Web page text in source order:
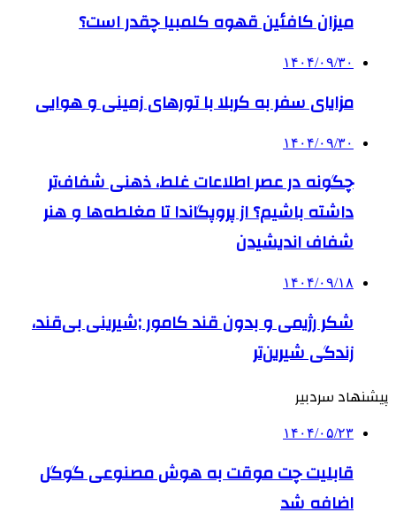
میزان کافئین قهوه کلمبیا چقدر است؟
۱۴۰۴/۰۹/۳۰
مزایای سفر به کربلا با تورهای زمینی و هوایی
۱۴۰۴/۰۹/۳۰
چگونه در عصر اطلاعات غلط، ذهنی شفاف‌تر
داشته باشیم؟ از پروپگاندا تا مغلطه‌ها و هنر
شفاف اندیشیدن
۱۴۰۴/۰۹/۱۸
شکر رژیمی و بدون قند کامور ;شیرینی بی‌قند،
زندگی شیرین‌تر
پیشنهاد سردبیر
۱۴۰۴/۰۵/۲۳
قابلیت چت موقت به هوش مصنوعی گوگل
اضافه شد